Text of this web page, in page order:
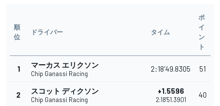
順
位
ドライバー タイム
ポ
イ
ン
ト
1 マーカス エリクソン
Chip Ganassi Racing
2:18'49.8305 51
2 スコット ディクソン
Chip Ganassi Racing
+1.5596
2:18'51.3901
40